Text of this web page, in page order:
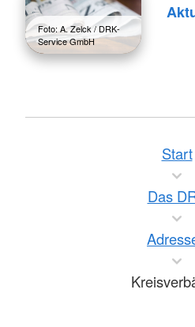
Foto: A. Zelck / DRK-
Service GmbH
Start
Das